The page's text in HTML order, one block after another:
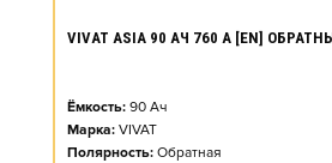
VIVAT ASIA 90 АЧ 760 А [EN]
Ёмкость: 90 Ач
Марка: VIVAT
Полярность: Обратная